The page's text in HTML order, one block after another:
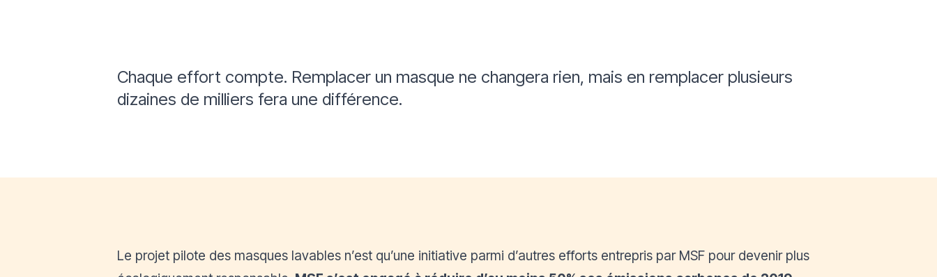
Chaque effort compte. Remplacer un masque ne changera rien, mais en remplacer plusieurs
dizaines de milliers fera une différence.
Le projet pilote des masques lavables n’est qu’une initiative parmi d’autres efforts entrepris par MSF pour devenir plus